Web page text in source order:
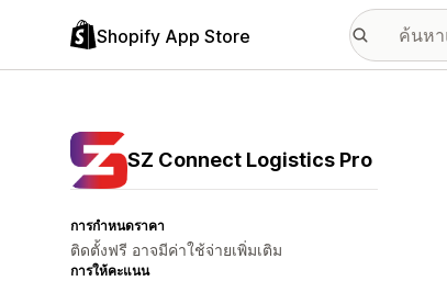
Shopify App Store
SZ Connect Logistics Pro
การกำหนดราคา
ติดตั้งฟรี อาจมีค่าใช้จ่ายเพิ่มเติม
การให้คะแนน